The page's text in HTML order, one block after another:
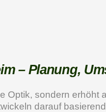
– Planung,
sondern erhöht
darauf